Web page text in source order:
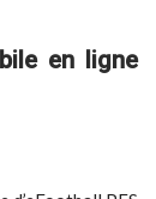
en ligne